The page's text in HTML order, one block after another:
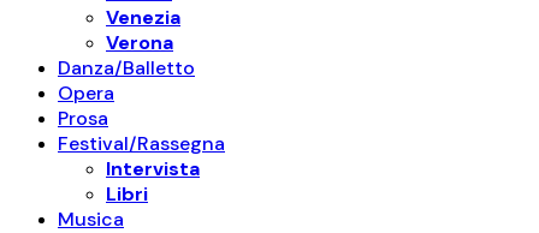
Venezia
Verona
Danza/Balletto
Opera
Prosa
Festival/Rassegna
Intervista
Libri
Musica